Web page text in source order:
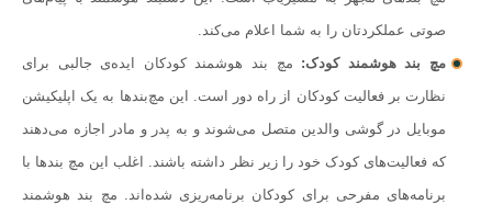
صوتی عملکردتان را به شما اعلام می‌کند.
مچ بند هوشمند کودک: مچ بند هوشمند کودکان ایده‌ی جالبی برای
نظارت بر فعالیت کودکان از راه دور است. این مچ‌بندها به یک اپلیکیشن
موبایل در گوشی والدین متصل می‌شوند و به پدر و مادر اجازه می‌دهند
که فعالیت‌های کودک خود را زیر نظر داشته باشند. اغلب این مچ بندها با
برنامه‌های مفرحی برای کودکان برنامه‌ریزی شده‌اند. مچ بند هوشمند